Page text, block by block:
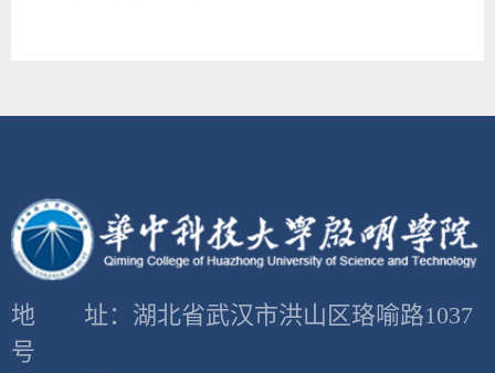
地 址：湖北省武汉市洪山区珞喻路1037
号